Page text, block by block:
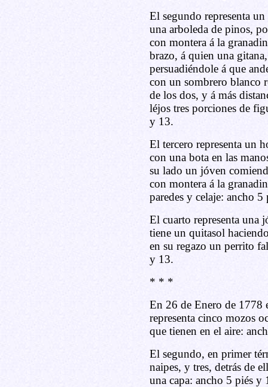
El segundo representa
una arboleda de pinos,
con montera á la
brazo, á quien una
persuadiéndole á que
con un sombrero blanco
de los dos, y á más
léjos tres porciones de
y 13.
El tercero representa un
con una bota en las
su lado un jóven
con montera á la
paredes y celaje: ancho
El cuarto representa una
tiene un quitasol
en su regazo un perrito
y 13.
* * *
En 26 de Enero de 1778
representa cinco mozos
que tienen en el aire:
El segundo, en primer
naipes, y tres, detrás de
una capa: ancho 5 piés